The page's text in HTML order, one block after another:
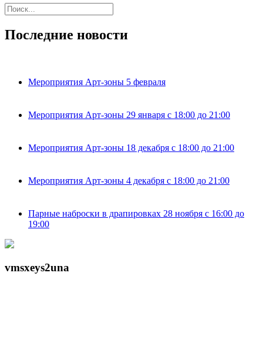
Последние новости
Мероприятия Арт-зоны 5 февраля
Мероприятия Арт-зоны 29 января с 18:00 до 21:00
Мероприятия Арт-зоны 18 декабря с 18:00 до 21:00
Мероприятия Арт-зоны 4 декабря с 18:00 до 21:00
Парные наброски в драпировках 28 ноября с 16:00 до
19:00
vmsxeys2una